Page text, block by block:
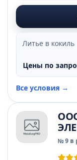
Литье в кокиль
Цены по
Все условия →
№ 9 в